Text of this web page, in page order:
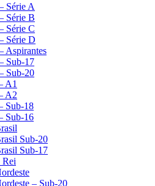
Série A
Série B
Série C
Série D
Aspirantes
Sub-17
Sub-20
A1
A2
Sub-18
Sub-16
Sub-20
Sub-17
Rei
– Sub-20